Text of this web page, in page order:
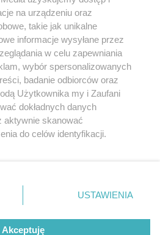
na jakimkolwiek polu
włącznie z umieszczaniem w
właściciela praw. Jakiekolwiek użycie lub
lub w części z naruszeniem prawa,
zabronione pod groźbą kary i może być
na urządzeniu oraz
takie jak unikalne
informacje wysyłane przez
w celu zapewniania
wybór spersonalizowanych
badanie odbiorców oraz
Użytkownika my i Zaufani
dokładnych danych
aktywnie skanować
do celów identyfikacji.
przycisk ustawień prywatności
dolnym rogu strony
nie wymagają zgody
sprzeciwić się takiemu
USTAWIENIA
Akceptuję